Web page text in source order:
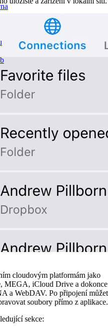
cloudovým platformám jako
MEGA, iCloud Drive a dokonce
a WebDAV. Po připojení
soubory přímo z aplikace.
sekce: